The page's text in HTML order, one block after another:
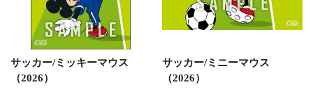
サッカー/ミッキーマウス
（2026）
サッカー/ミニーマウス
（2026）